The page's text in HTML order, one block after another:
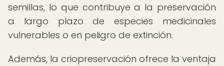
semillas, lo que contribuye a la preservación
a largo plazo de especies medicinales
vulnerables o en peligro de extinción.
Además, la criopreservación ofrece la ventaja